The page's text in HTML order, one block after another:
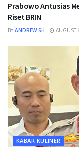
Prabowo Antusias
Riset BRIN
BY ANDREW SH AUGUST
KABAR KULINER